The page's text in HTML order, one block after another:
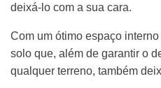
deixá-lo com a sua cara.
Com um ótimo espaço
solo que, além de garantir o
qualquer terreno, também